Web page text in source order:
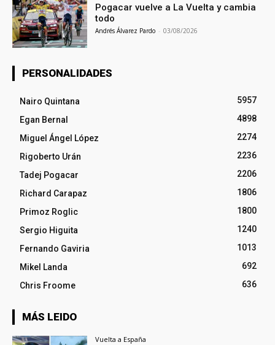
Pogacar vuelve a La Vuelta y cambia
todo
Andrés Álvarez Pardo - 03/08/2026
PERSONALIDADES
Nairo Quintana
5957
Egan Bernal
4898
Miguel Ángel López
2274
Rigoberto Urán
2236
Tadej Pogacar
2206
Richard Carapaz
1806
Primoz Roglic
1800
Sergio Higuita
1240
Fernando Gaviria
1013
Mikel Landa
692
Chris Froome
636
MÁS LEIDO
Vuelta a España